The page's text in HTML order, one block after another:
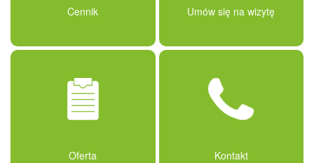
Cennik Umów się na wizytę
Oferta Kontakt